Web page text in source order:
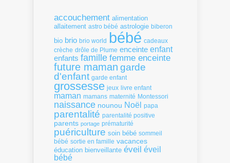
accouchement alimentation
allaitement astro bébé astrologie biberon
bio brio brio world bébé cadeaux
crèche drôle de Plume enceinte enfant
enfants famille femme enceinte
future maman garde
d'enfant garde enfant
grossesse jeux livre enfant
maman mamans maternité Montessori
naissance nounou Noël papa
parentalité parentalité positive
parents portage prématurité
puériculture soin bébé sommeil
bébé sortie en famille vacances
éducation bienveillante éveil éveil
bébé